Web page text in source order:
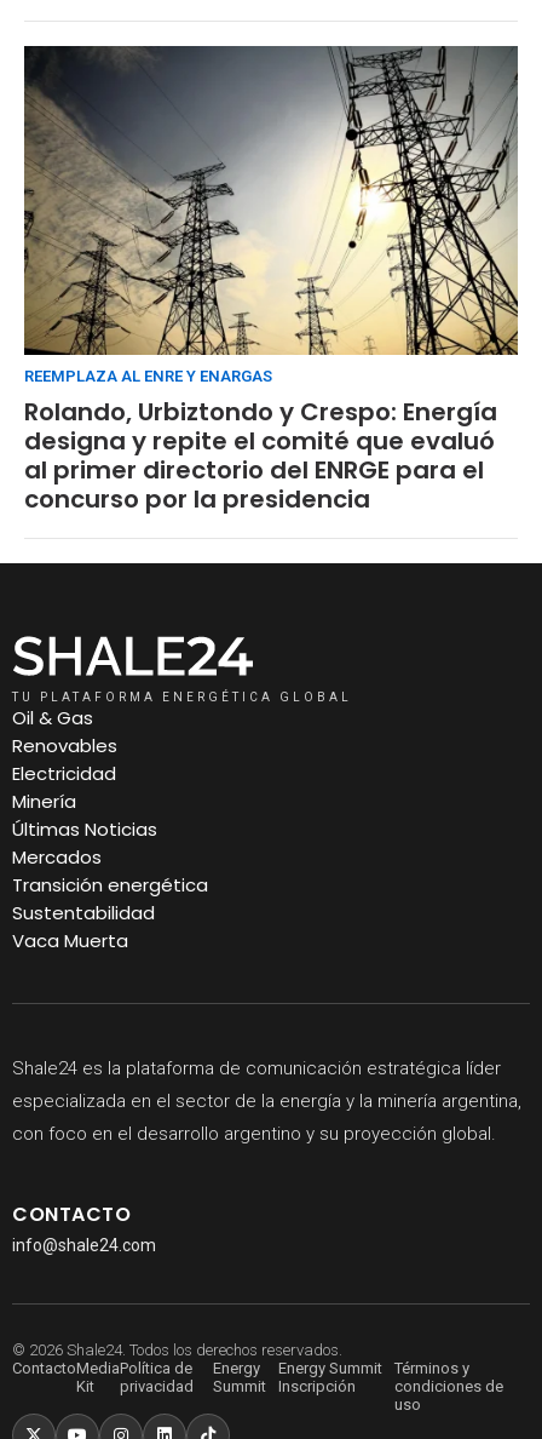
REEMPLAZA AL ENRE Y ENARGAS
Rolando, Urbiztondo y Crespo: Energía
designa y repite el comité que evaluó
al primer directorio del ENRGE para el
concurso por la presidencia
TU PLATAFORMA ENERGÉTICA GLOBAL
Oil & Gas
Renovables
Electricidad
Minería
Últimas Noticias
Mercados
Transición energética
Sustentabilidad
Vaca Muerta
Shale24 es la plataforma de comunicación estratégica líder
especializada en el sector de la energía y la minería argentina,
con foco en el desarrollo argentino y su proyección global.
CONTACTO
info@shale24.com
© 2026 Shale24. Todos los derechos reservados.
ContactoMedia
Kit
Política de
privacidad
Energy
Summit
Energy Summit
Inscripción
Términos y
condiciones de
uso